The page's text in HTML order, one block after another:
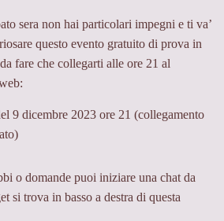
sera non hai particolari impegni e ti va’
questo evento gratuito di prova in
fare che collegarti alle ore 21 al
9 dicembre 2023 ore 21 (collegamento
o domande puoi iniziare una chat da
si trova in basso a destra di questa